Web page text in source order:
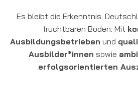
Es bleibt die Erkenntnis:
fruchtbaren Boden. Mit
Ausbildungsbetrieben und
Ausbilder*innen sowie
erfolgsorientierten